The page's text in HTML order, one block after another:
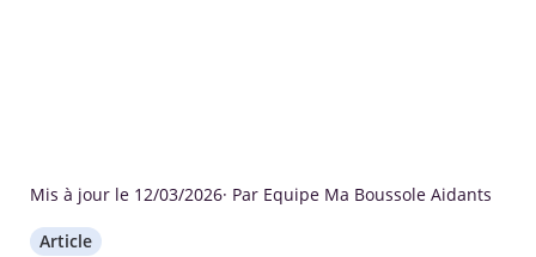
Mis à jour le 12/03/2026· Par Equipe Ma Boussole Aidants
Article